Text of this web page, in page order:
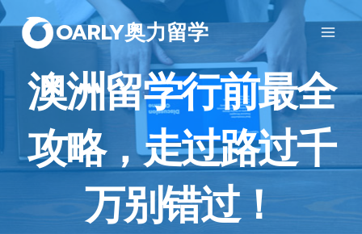
OARLY奥力留学
澳洲留学行前最全
攻略，走过路过千
万别错过！